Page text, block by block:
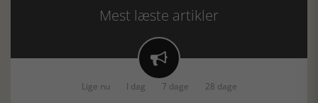
Mest læste artikler

Lige nu I dag 7 dage 28 dage